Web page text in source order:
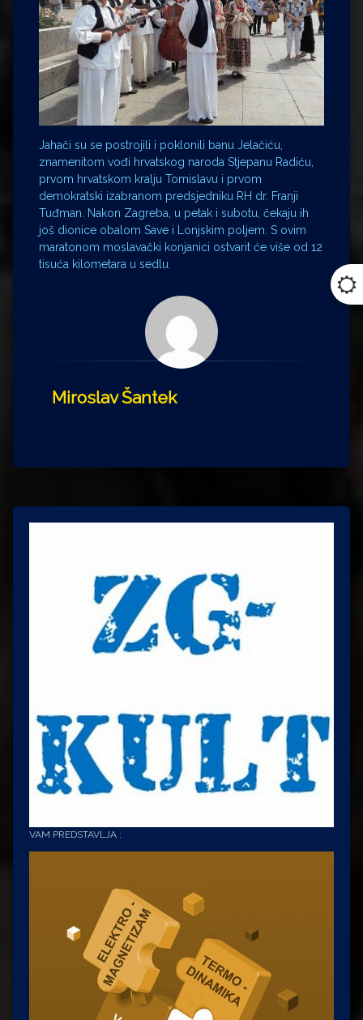
Jahači su se postrojili i poklonili banu Jelačiću,
znamenitom vođi hrvatskog naroda Stjepanu Radiću,
prvom hrvatskom kralju Tomislavu i prvom
demokratski izabranom predsjedniku RH dr. Franji
Tuđman. Nakon Zagreba, u petak i subotu, čekaju ih
još dionice obalom Save i Lonjskim poljem. S ovim
maratonom moslavački konjanici ostvarit će više od 12
tisuća kilometara u sedlu.
Miroslav Šantek
VAM PREDSTAVLJA :